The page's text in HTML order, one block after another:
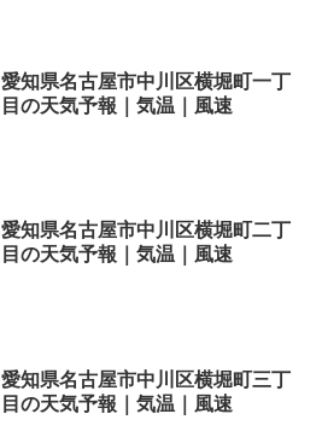
愛知県名古屋市中川区横堀町一丁
目の天気予報｜気温｜風速
愛知県名古屋市中川区横堀町二丁
目の天気予報｜気温｜風速
愛知県名古屋市中川区横堀町三丁
目の天気予報｜気温｜風速